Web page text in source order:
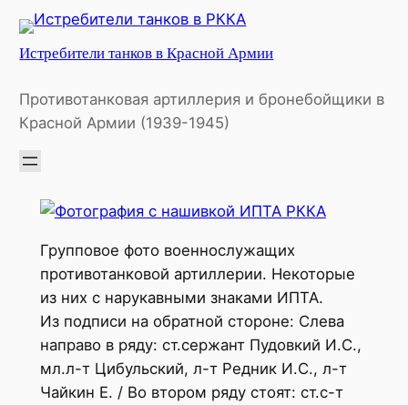
Перейти
содержимому
Истребители танков в Красной Армии
Противотанковая артиллерия и бронебойщики в
Красной Армии (1939-1945)
Групповое фото военнослужащих
противотанковой артиллерии. Некоторые
из них с нарукавными знаками ИПТА.
Из подписи на обратной стороне: Слева
направо в ряду: ст.сержант Пудовкий И.С.,
мл.л-т Цибульский, л-т Редник И.С., л-т
Чайкин Е. / Во втором ряду стоят: ст.с-т